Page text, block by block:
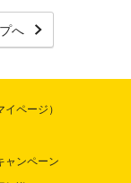
へ
ページ）
ャンペーン